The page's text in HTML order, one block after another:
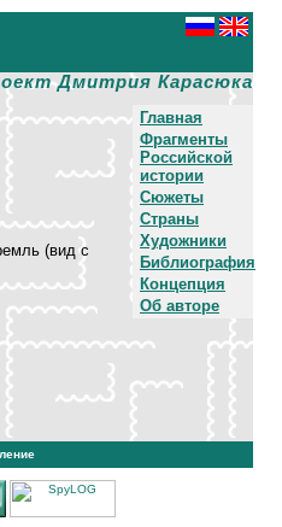
Дмитрия Карасюка
Главная
Фрагменты
Российской
истории
Сюжеты
Страны
Художники
Библиография
Концепция
Об авторе
(вид с